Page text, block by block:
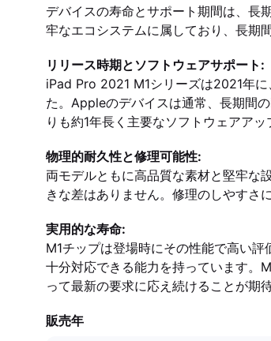
デバイスの寿命とサポート期間は、長
牢なエコシステムに属しており、長期
リリース時期とソフトウェアサポート:
iPad Pro 2021 M1シリーズは2021年
た。Appleのデバイスは通常、長期間
りも約1年長く主要なソフトウェアア
物理的耐久性と修理可能性:
両モデルともに高品質な素材と堅牢な
きな差はありません。修理のしやすさ
実用的な寿命:
M1チップは登場時にその性能で高い
十分対応できる能力を持っています。
って最新の要求に応え続けることが期
販売年